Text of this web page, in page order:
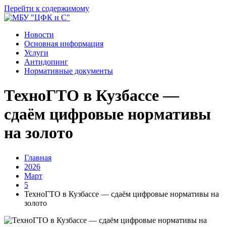
Перейти к содержимому
Новости
Основная информация
Услуги
Антидопинг
Нормативные документы
ТехноГТО в Кузбассе —
сдаём цифровые нормативы
на золото
Главная
2026
Март
5
ТехноГТО в Кузбассе — сдаём цифровые нормативы на
золото